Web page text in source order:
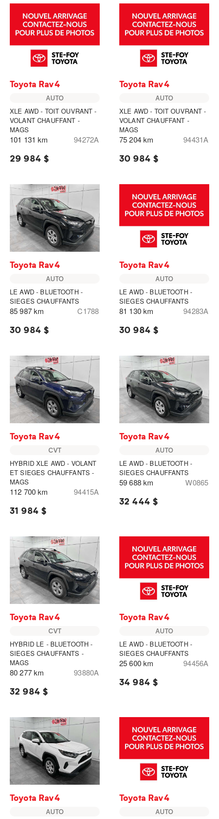
Toyota Rav4
AUTO
XLE AWD - TOIT OUVRANT -
VOLANT CHAUFFANT -
MAGS
101 131 km 94272A
29 984 $
Toyota Rav4
AUTO
XLE AWD - TOIT OUVRANT -
VOLANT CHAUFFANT -
MAGS
75 204 km 94431A
30 984 $
Toyota Rav4
AUTO
LE AWD - BLUETOOTH -
SIEGES CHAUFFANTS
85 987 km C1788
30 984 $
Toyota Rav4
AUTO
LE AWD - BLUETOOTH -
SIEGES CHAUFFANTS
81 130 km 94283A
30 984 $
Toyota Rav4
CVT
HYBRID XLE AWD - VOLANT
ET SIEGES CHAUFFANTS -
MAGS
112 700 km 94415A
31 984 $
Toyota Rav4
AUTO
LE AWD - BLUETOOTH -
SIEGES CHAUFFANTS
59 688 km W0865
32 444 $
Toyota Rav4
CVT
HYBRID LE - BLUETOOTH -
SIEGES CHAUFFANTS -
MAGS
80 277 km 93880A
32 984 $
Toyota Rav4
AUTO
LE AWD - BLUETOOTH -
SIEGES CHAUFFANTS
25 600 km 94456A
34 984 $
Toyota Rav4
AUTO
Toyota Rav4
AUTO